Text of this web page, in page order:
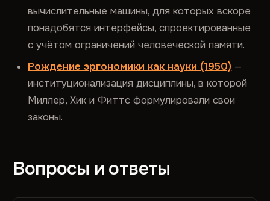
вычислительные машины, для которых вскоре
понадобятся интерфейсы, спроектированные
с учётом ограничений человеческой памяти.
Рождение эргономики как науки (1950) —
институционализация дисциплины, в которой
Миллер, Хик и Фиттс формулировали свои
законы.
Вопросы и ответы